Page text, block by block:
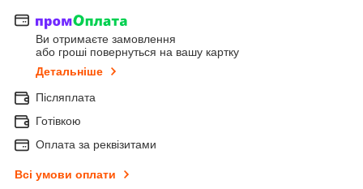
Ви отримаєте замовлення
або гроші повернуться на вашу картку
Детальніше
Післяплата
Готівкою
Оплата за реквізитами
Всі умови оплати